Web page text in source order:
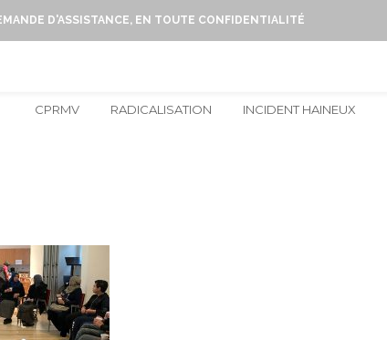
D'ASSISTANCE, EN TOUTE CONFIDENTIALITÉ
CPRMV RADICALISATION INCIDENT HAINEUX